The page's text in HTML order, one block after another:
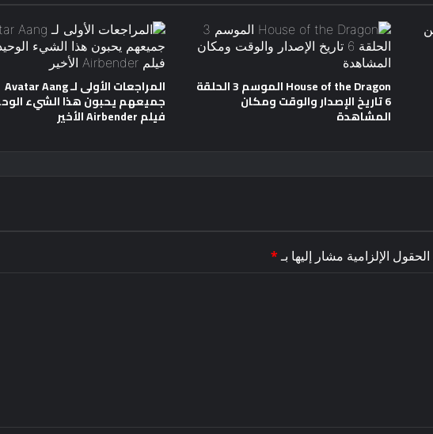
House of the Dragon الموسم 3 الحلقة
6 تاريخ الإصدار والوقت ومكان
المشاهدة
المراجعات الأولى لـ Avatar Aang
جميعهم يحبون هذا الشيء
فيلم Airbender الأخير
الحقول الإلزامية مشار إليها بـ*